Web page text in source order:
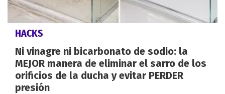
HACKS
Ni vinagre ni bicarbonato de sodio: la
MEJOR manera de eliminar el sarro de los
orificios de la ducha y evitar PERDER
presión